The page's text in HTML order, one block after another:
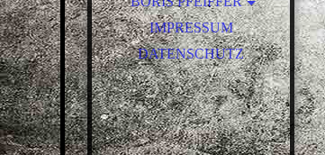
BLOG RANDNOTIZEN
IMPRESSUM
DATENSCHUTZ